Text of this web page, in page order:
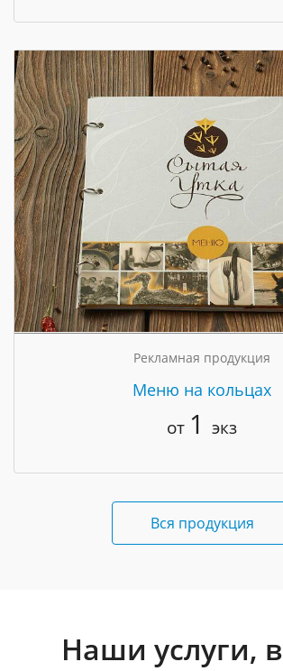
Рекламная продукция
Меню на кольцах
от 1 экз
Вся продукция
Наши услуги,